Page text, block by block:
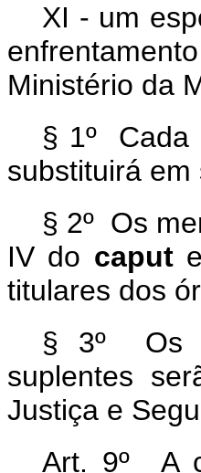
XI - um
Ministério da
§ 1º Cada
substituirá
§ 2º Os
IV do caput
titulares dos
§ 3º Os
suplentes
Justiça e
Art. 9º A